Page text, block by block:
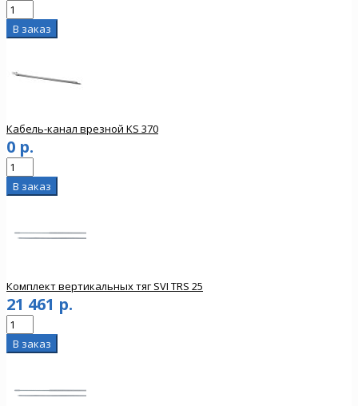
Кабель-канал врезной KS 370
0 р.
Комплект вертикальных тяг SVI TRS 25
21 461 р.